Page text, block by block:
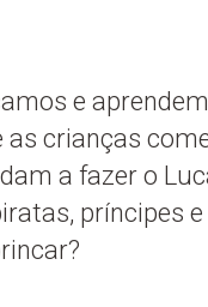
e
as crianças
a fazer o
príncipes